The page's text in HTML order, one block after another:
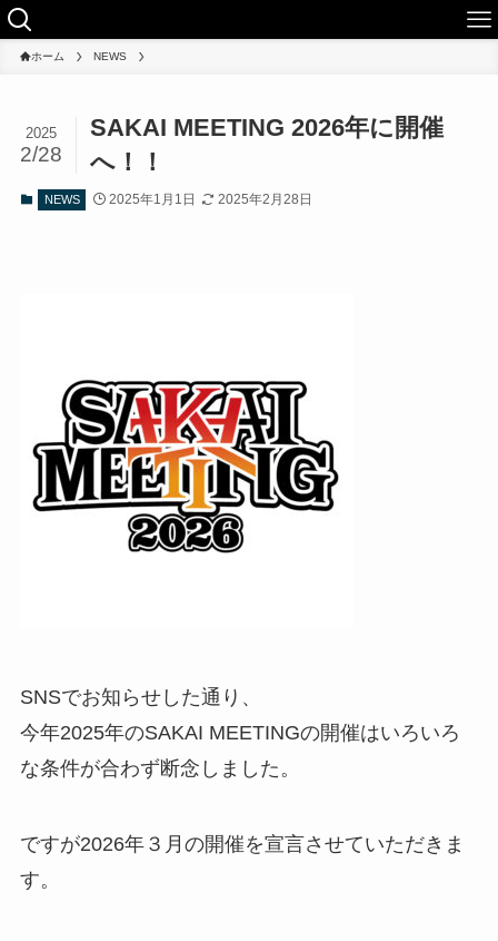
ホーム NEWS
SAKAI MEETING 2026年に開催
へ！！
2025
2/28
NEWS 2025年1月1日 2025年2月28日
SNSでお知らせした通り、
今年2025年のSAKAI MEETINGの開催はいろいろ
な条件が合わず断念しました。
ですが2026年３月の開催を宣言させていただきま
す。